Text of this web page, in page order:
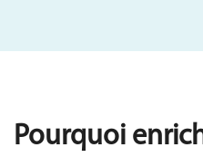
Pourquoi